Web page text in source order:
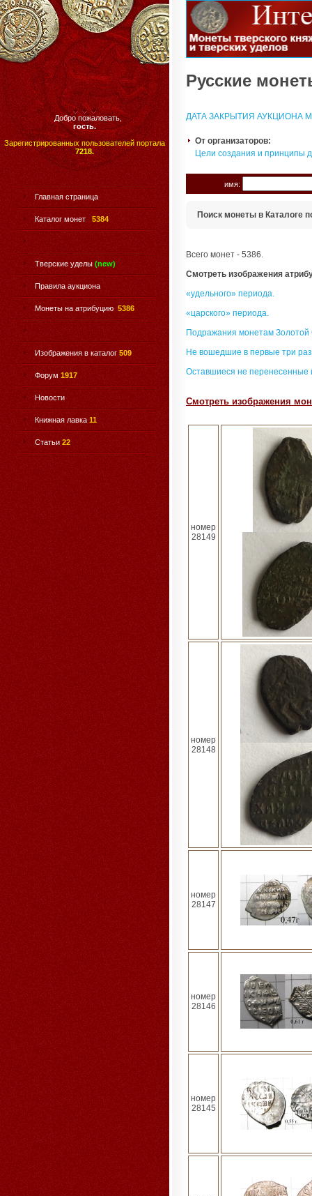
Добро пожаловать,
гость.
Зарегистрированных пользователей портала
7218.
Главная страница
Каталог монет 5384
Тверские уделы (new)
Правила аукциона
Монеты на атрибуцию 5386
Изображения в каталог 509
Форум 1917
Новости
Книжная лавка 11
Статьи 22
Русские
ДАТА ЗАКРЫТИЯ АУКЦИОНА
От организаторов:
Цели создания и принципы
имя:
Поиск монеты в Каталоге
Всего монет - 5386.
Смотреть изображения
«удельного» периода.
«царского» периода.
Подражания монетам
Не вошедшие в первые три
Оставшиеся не перенесенные
Смотреть изображения
номер
28149
номер
28148
номер
28147
номер
28146
номер
28145